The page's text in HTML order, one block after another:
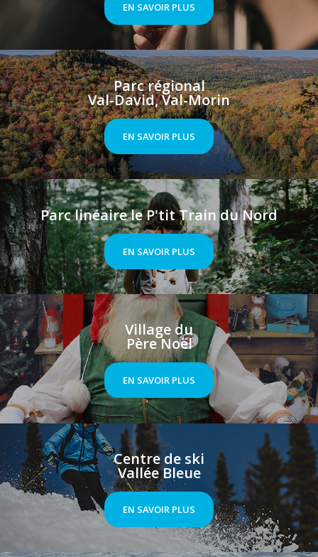
EN SAVOIR PLUS
Parc régional
Val-David, Val-Morin
EN SAVOIR PLUS
Parc linéaire le P'tit Train du Nord
EN SAVOIR PLUS
Village du
Père Noël
EN SAVOIR PLUS
Centre de ski
Vallée Bleue
EN SAVOIR PLUS